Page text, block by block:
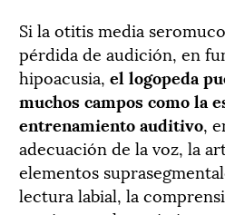
Si la otitis media
pérdida de audición, en
hipoacusia, el logopeda
muchos campos como la
entrenamiento auditivo,
adecuación de la voz, la
elementos
lectura labial, la